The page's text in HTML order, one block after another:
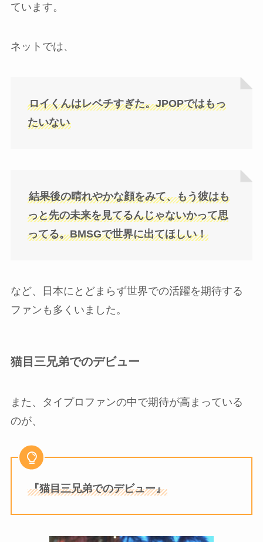
ています。
ネットでは、
ロイくんはレベチすぎた。JPOPではもっ
たいない
結果後の晴れやかな顔をみて、もう彼はも
っと先の未来を見てるんじゃないかって思
ってる。BMSGで世界に出てほしい！
など、日本にとどまらず世界での活躍を期待する
ファンも多くいました。
猫目三兄弟でのデビュー
また、タイプロファンの中で期待が高まっている
のが、
『猫目三兄弟でのデビュー』